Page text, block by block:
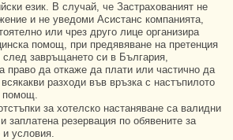
език. В случай, че Застрахованият не
и не уведоми Асистанс компанията,
или чрез друго лице организира
помощ, при предявяване на претенция
след завръщането си в България,
право да откаже да плати или частично да
разходи във връзка с настъпилото
помощ.
за хотелско настаняване са валидни
заплатена резервация по обявените за
и условия.